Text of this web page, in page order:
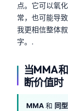
点。它可以氧
常，也可能导
我更相信整体
字。.
当MMA
断价值时
MMA 和 同